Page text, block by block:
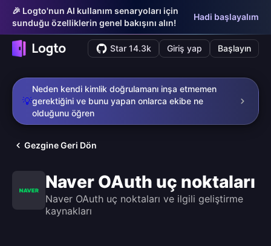
🎉 Logto'nun AI kullanım senaryoları için
sunduğu özelliklerin genel bakışını alın!
Hadi başlayalım
Star 14.3k Giriş yap Başlayın
💡
Neden kendi kimlik doğrulamanı inşa etmemen
gerektiğini ve bunu yapan onlarca ekibe ne
olduğunu öğren
Gezgine Geri Dön
Naver OAuth uç noktaları
Naver OAuth uç noktaları ve ilgili geliştirme
kaynakları